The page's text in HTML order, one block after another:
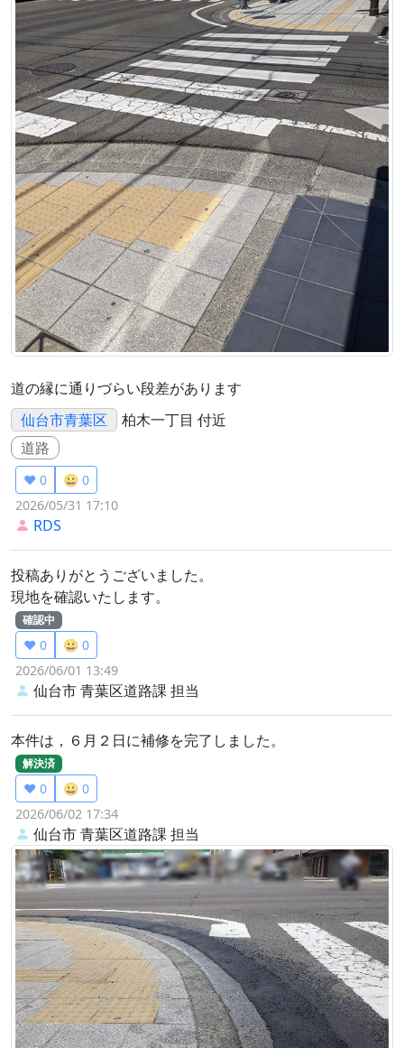
道の縁に通りづらい段差があります
仙台市青葉区
柏木一丁目 付近
道路
❤️ 0
😀 0
2026/05/31 17:10
RDS
投稿ありがとうございました。
現地を確認いたします。
確認中
❤️ 0
😀 0
2026/06/01 13:49
仙台市 青葉区道路課 担当
本件は，６月２日に補修を完了しました。
解決済
❤️ 0
😀 0
2026/06/02 17:34
仙台市 青葉区道路課 担当